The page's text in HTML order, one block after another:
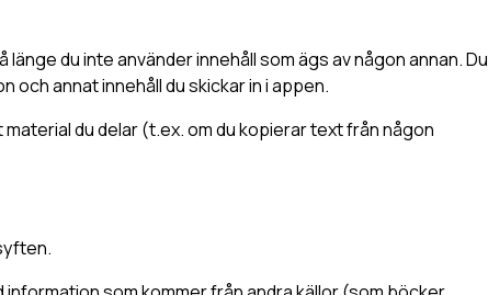
länge du inte använder innehåll som ägs av någon annan. Du
och annat innehåll du skickar in i appen.
du delar (t.ex. om du kopierar text från någon